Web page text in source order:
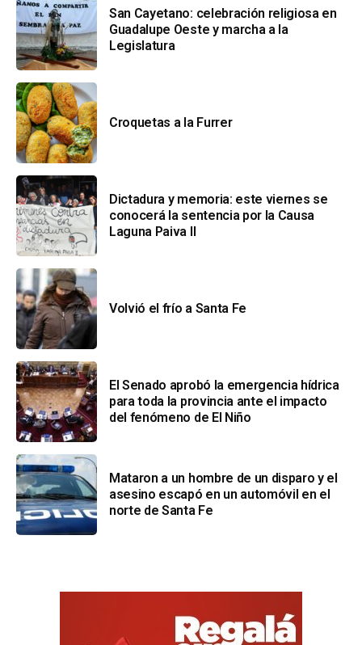
San Cayetano: celebración religiosa en
Guadalupe Oeste y marcha a la
Legislatura
Croquetas a la Furrer
Dictadura y memoria: este viernes se
conocerá la sentencia por la Causa
Laguna Paiva II
Volvió el frío a Santa Fe
El Senado aprobó la emergencia hídrica
para toda la provincia ante el impacto
del fenómeno de El Niño
Mataron a un hombre de un disparo y el
asesino escapó en un automóvil en el
norte de Santa Fe